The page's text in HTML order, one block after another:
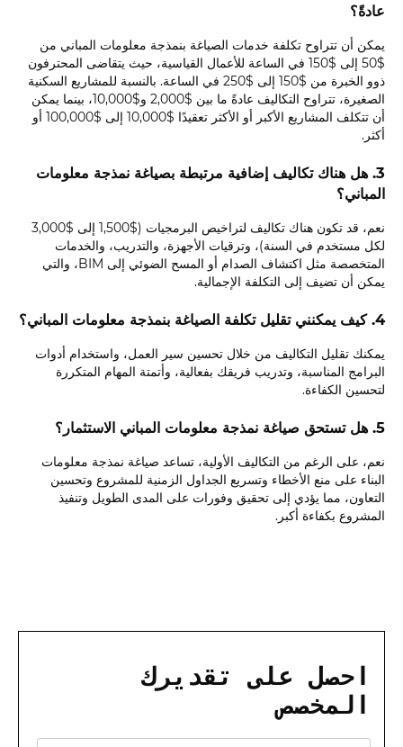
عادةً؟
يمكن أن تتراوح تكلفة خدمات الصياغة بنمذجة معلومات المباني من
$50 إلى $150 في الساعة للأعمال القياسية، حيث يتقاضى المحترفون
ذوو الخبرة من $150 إلى $250 في الساعة. بالنسبة للمشاريع السكنية
الصغيرة، تتراوح التكاليف عادةً ما بين $2,000 و$10,000، بينما يمكن
أن تتكلف المشاريع الأكبر أو الأكثر تعقيدًا $10,000 إلى $100,000 أو
أكثر.
3. هل هناك تكاليف إضافية مرتبطة بصياغة نمذجة معلومات
المباني؟
نعم، قد تكون هناك تكاليف لتراخيص البرمجيات ($1,500 إلى $3,000
لكل مستخدم في السنة)، وترقيات الأجهزة، والتدريب، والخدمات
المتخصصة مثل اكتشاف الصدام أو المسح الضوئي إلى BIM، والتي
يمكن أن تضيف إلى التكلفة الإجمالية.
4. كيف يمكنني تقليل تكلفة الصياغة بنمذجة معلومات المباني؟
يمكنك تقليل التكاليف من خلال تحسين سير العمل، واستخدام أدوات
البرامج المناسبة، وتدريب فريقك بفعالية، وأتمتة المهام المتكررة
لتحسين الكفاءة.
5. هل تستحق صياغة نمذجة معلومات المباني الاستثمار؟
نعم، على الرغم من التكاليف الأولية، تساعد صياغة نمذجة معلومات
البناء على منع الأخطاء وتسريع الجداول الزمنية للمشروع وتحسين
التعاون، مما يؤدي إلى تحقيق وفورات على المدى الطويل وتنفيذ
المشروع بكفاءة أكبر.
احصل على تقديرك
المخصص